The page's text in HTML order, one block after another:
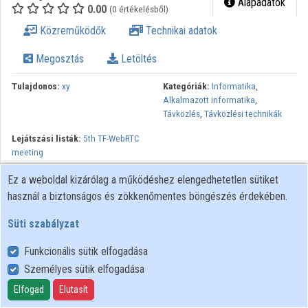
Intézmények 0.00 (0 értékelésből) Alapadatok
Közreműködők Technikai adatok
Megosztás Letöltés
Tulajdonos: xy Kategóriák: Informatika,
Alkalmazott informatika,
Távközlés, Távközlési technikák
Lejátszási listák: 5th TF-WebRTC
meeting
Felhasználói szabályzat
Adatkezelési tájékoztató
Süti szabályzat
Ez a weboldal kizárólag a működéshez elengedhetetlen sütiket
használ a biztonságos és zökkenőmentes böngészés érdekében.
Süti szabályzat
Funkcionális sütik elfogadása
Személyes sütik elfogadása
Elfogad Elutasít